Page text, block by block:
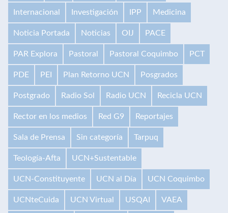
Internacional Investigación IPP Medicina
Noticia Portada Noticias OIJ PACE
PAR Explora Pastoral Pastoral Coquimbo PCT
PDE PEI Plan Retorno UCN Posgrados
Postgrado Radio Sol Radio UCN Recicla UCN
Rector en los medios Red G9 Reportajes
Sala de Prensa Sin categoría Tarpuq
Teología-Afta UCN+Sustentable
UCN-Constituyente UCN al Día UCN Coquimbo
UCNteCuida UCN Virtual USQAI VAEA